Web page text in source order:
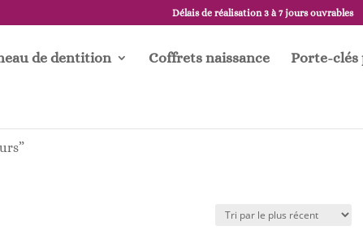
Délais de réalisation 3 à 7 jours ouvrables
de dentition Coffrets naissance Porte-clés